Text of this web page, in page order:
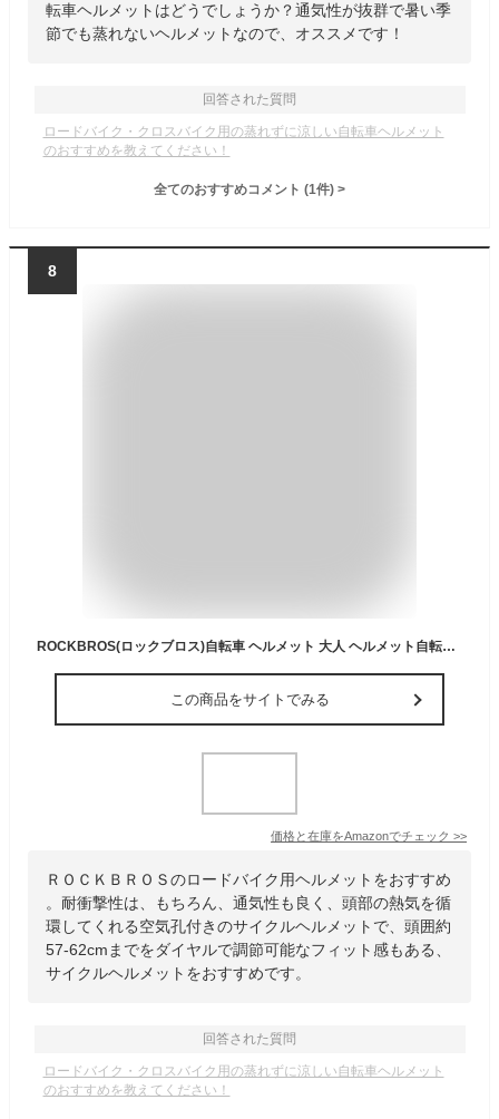
転車ヘルメットはどうでしょうか？通気性が抜群で暑い季
節でも蒸れないヘルメットなので、オススメです！
回答された質問
ロードバイク・クロスバイク用の蒸れずに涼しい自転車ヘルメット
のおすすめを教えてください！
全てのおすすめコメント (1件) >
8
ROCKBROS(ロックブロス)自転車 ヘルメット 大人 ヘルメット自転車 軽量 耐衝撃 通気性 頭囲約57-62cm サイクリングヘルメット 街乗り 通勤 通学 乗馬 ロードバイク アーバン スクール用ヘルメット ダイヤルで調節可能 メンズ レディース 男女兼用 高校生 ホワイト
この商品をサイトでみる
価格と在庫をAmazonでチェック >>
ＲＯＣＫＢＲＯＳのロードバイク用ヘルメットをおすすめ
。耐衝撃性は、もちろん、通気性も良く、頭部の熱気を循
環してくれる空気孔付きのサイクルヘルメットで、頭囲約
57-62cmまでをダイヤルで調節可能なフィット感もある、
サイクルヘルメットをおすすめです。
回答された質問
ロードバイク・クロスバイク用の蒸れずに涼しい自転車ヘルメット
のおすすめを教えてください！